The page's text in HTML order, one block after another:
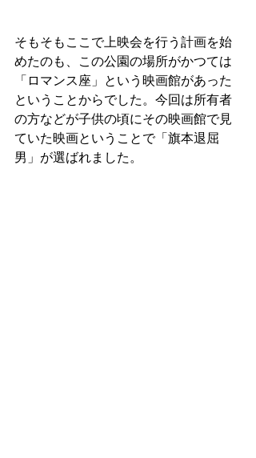
そもそもここで上映会を行う計画を始
めたのも、この公園の場所がかつては
「ロマンス座」という映画館があった
ということからでした。今回は所有者
の方などが子供の頃にその映画館で見
ていた映画ということで「旗本退屈
男」が選ばれました。